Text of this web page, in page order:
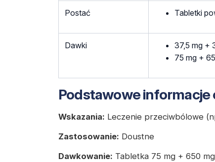
Postać Tabletki
Dawki
37,5 mg +
75 mg +
Podstawowe informacje
Wskazania: Leczenie przeciwbólowe
Zastosowanie: Doustne
Dawkowanie: Tabletka 75 mg + 650